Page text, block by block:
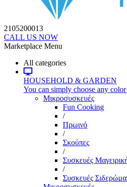
2105200013
CALL US NOW
Marketplace Menu
All categories
HOUSEHOLD & GARDEN
You can simply choose any
Μικροσυσκευές
Fun Cooking
/
Πρωινό
/
Σκούπες
/
Συσκευές
/
Συσκευές